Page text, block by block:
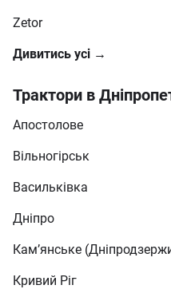
Zetor
Дивитись усі →
Трактори в
Апостолове
Вільногірськ
Васильківка
Дніпро
Кам’янське
Кривий Ріг